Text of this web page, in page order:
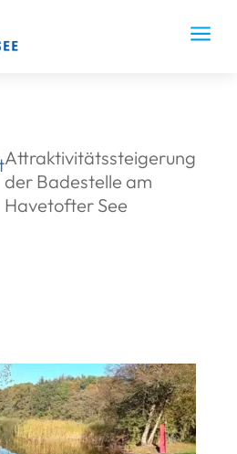
a
Attraktivitätssteigerung
der Badestelle am
Havetofter See